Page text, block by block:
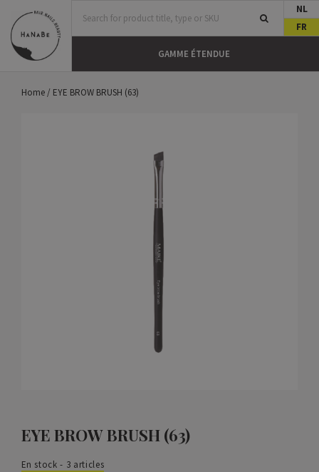
NL
FR
GAMME ÉTENDUE
Home / EYE BROW BRUSH (63)
EYE BROW BRUSH (63)
En stock - 3 articles